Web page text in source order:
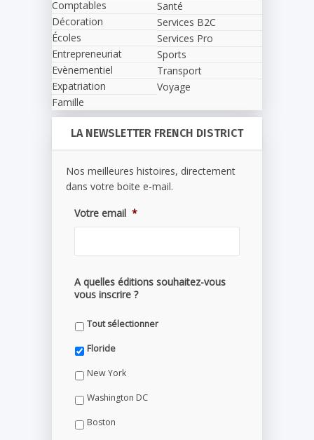
Comptables
Décoration
Écoles
Entrepreneuriat
Evènementiel
Expatriation
Famille
Santé
Services B2C
Services Pro
Sports
Transport
Voyage
LA NEWSLETTER FRENCH DISTRICT
Nos meilleures histoires, directement
dans votre boite e-mail.
Votre email *
A quelles éditions souhaitez-vous
vous inscrire ?
Tout sélectionner
Floride
New York
Washington DC
Boston